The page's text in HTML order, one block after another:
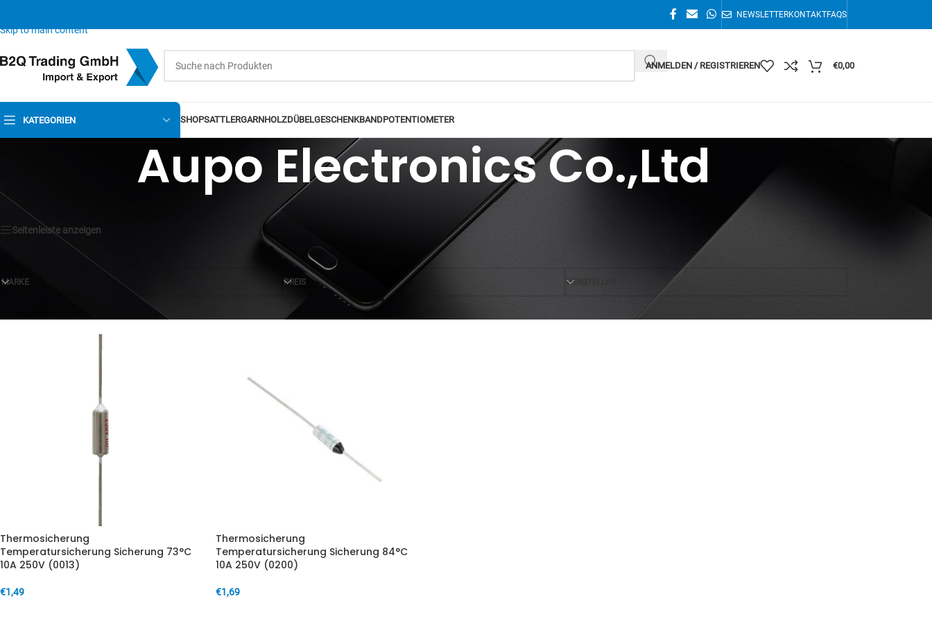
Skip to main content
NEWSLETTERKONTAKTFAQS
ANMELDEN / REGISTRIEREN €0,00
KATEGORIEN SHOPSATTLERGARNHOLZDÜBELGESCHENKBANDPOTENTIOMETER
Aupo Electronics Co.,Ltd
Alle 2 Ergebnisse werden angezeigt
Seitenleiste anzeigen
MARKE PREIS HERSTELLER
Thermosicherung
Temperatursicherung Sicherung 73°C
10A 250V (0013)
€1,49
Thermosicherung
Temperatursicherung Sicherung 84°C
10A 250V (0200)
€1,69